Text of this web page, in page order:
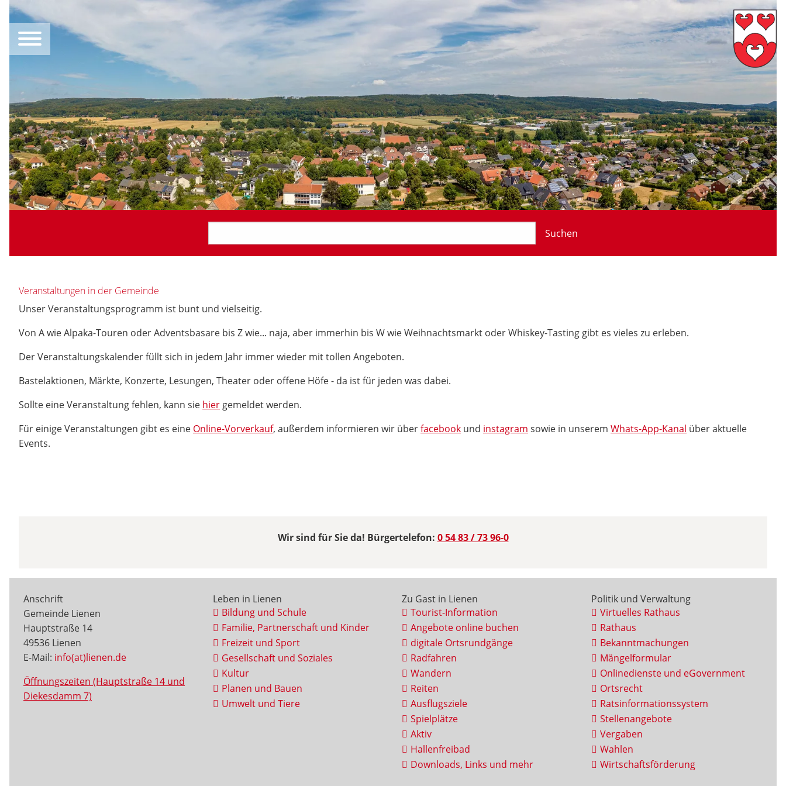
Suchen
Veranstaltungen in der Gemeinde
Unser Veranstaltungsprogramm ist bunt und vielseitig.
Von A wie Alpaka-Touren oder Adventsbasare bis Z wie... naja, aber immerhin bis W wie Weihnachtsmarkt oder Whiskey-Tasting gibt es vieles zu erleben.
Der Veranstaltungskalender füllt sich in jedem Jahr immer wieder mit tollen Angeboten.
Bastelaktionen, Märkte, Konzerte, Lesungen, Theater oder offene Höfe - da ist für jeden was dabei.
Sollte eine Veranstaltung fehlen, kann sie hier gemeldet werden.
Für einige Veranstaltungen gibt es eine Online-Vorverkauf, außerdem informieren wir überfacebook und instagram sowie in unserem Whats-App-Kanal über aktuelle
Events.
Wir sind für Sie da! Bürgertelefon: 0 54 83 / 73 96-0
Anschrift
Gemeinde Lienen
Hauptstraße 14
49536 Lienen
E-Mail: info(at)lienen.de
Öffnungszeiten (Hauptstraße 14 und
Diekesdamm 7)
Leben in Lienen
Bildung und Schule
Familie, Partnerschaft und Kinder
Freizeit und Sport
Gesellschaft und Soziales
Kultur
Planen und Bauen
Umwelt und Tiere
Zu Gast in Lienen
Tourist-Information
Angebote online buchen
digitale Ortsrundgänge
Radfahren
Wandern
Reiten
Ausflugsziele
Spielplätze
Aktiv
Hallenfreibad
Downloads, Links und mehr
Politik und Verwaltung
Virtuelles Rathaus
Rathaus
Bekanntmachungen
Mängelformular
Onlinedienste und eGovernment
Ortsrecht
Ratsinformationssystem
Stellenangebote
Vergaben
Wahlen
Wirtschaftsförderung